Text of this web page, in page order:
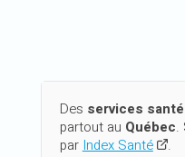
Des services santé
partout au Québec.
par Index Santé .